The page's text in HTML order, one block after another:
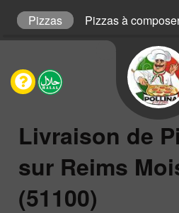
Pizzas Pizzas à
Livraison de
sur Reims
(51100)